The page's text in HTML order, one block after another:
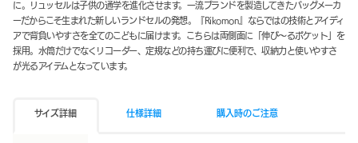
に。リュッセルは子供の通学を進化させます。一流ブランドを製造してきたバッグメーカ
ーだからこそ生まれた新しいランドセルの発想。『Rikomon』ならではの技術とアイディ
アで背負いやすさを全てのこどもに届けます。こちらは両側面に「伸び～るポケット」を
採用。水筒だけでなくリコーダー、定規などの持ち運びに便利で、収納力と使いやすさ
が光るアイテムとなっています。
サイズ詳細 仕様詳細 購入時のご注意